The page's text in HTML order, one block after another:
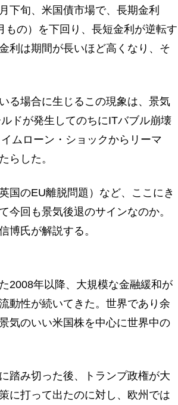
旬、米国債市場で、長期金利
もの）を下回り、長短金利が逆転す
利は期間が長いほど高くなり、そ
る場合に生じるこの現象は、景気
ドが発生してのちにITバブル崩壊
ムローン・ショックからリーマ
らした。
国のEU離脱問題）など、ここにき
今回も景気後退のサインなのか。
博氏が解説する。
2008年以降、大規模な金融緩和が
動性が続いてきた。世界であり余
気のいい米国株を中心に世界中の
踏み切った後、トランプ政権が大
に打って出たのに対し、欧州では